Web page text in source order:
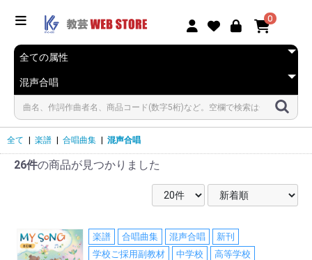
0
全て 楽譜 合唱曲集 混声合唱
26件の商品が見つかりました
楽譜 合唱曲集 混声合唱
新刊
学校ご採用副教材
中学校 高等学校